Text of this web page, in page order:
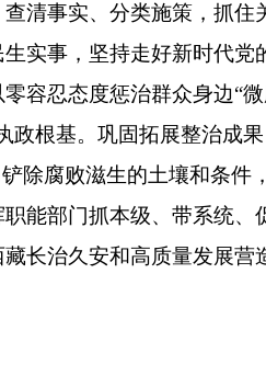
清事实、分类施策，抓住
实事， 坚持走好新时代党
容忍态度惩治群众身边“
根基。 巩固拓展整治成果
除腐败滋生的土壤和条件
能部门抓本级、带系统、
长治久安和高质量发展营